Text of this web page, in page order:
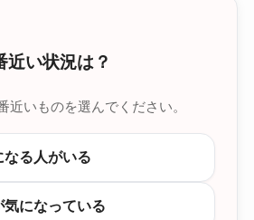
近い状況は？
近いものを選んでください。
る人がいる
になっている